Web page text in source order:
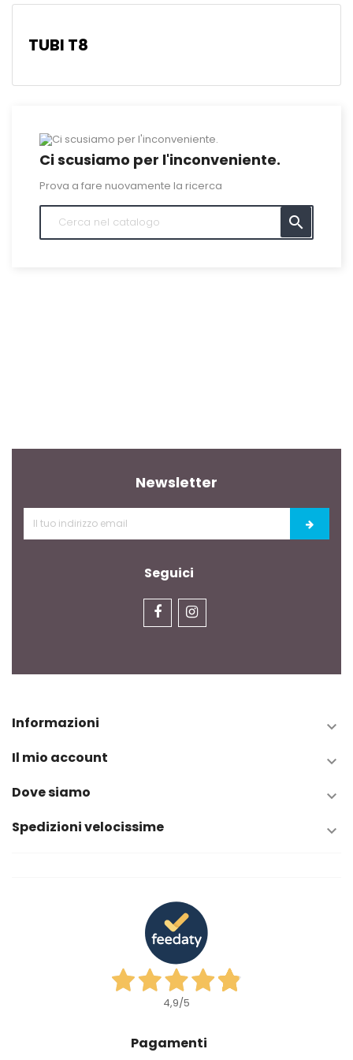
TUBI T8
Ci scusiamo per l'inconveniente.
Prova a fare nuovamente la ricerca

Newsletter
Seguici
Informazioni 
Il mio account 
Dove siamo 
Spedizioni velocissime 
4,9/5
Pagamenti